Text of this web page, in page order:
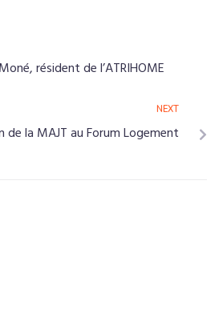
résident de l’ATRIHOME
NEXT
la MAJT au Forum Logement